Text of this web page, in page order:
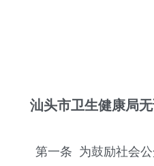
汕头市卫生健康局
第一条 为鼓励社会